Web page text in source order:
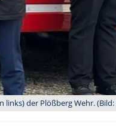
der Plößberg Wehr.